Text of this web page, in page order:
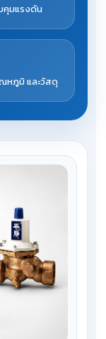
คุมแรงดัน
หภูมิ และวัสดุ